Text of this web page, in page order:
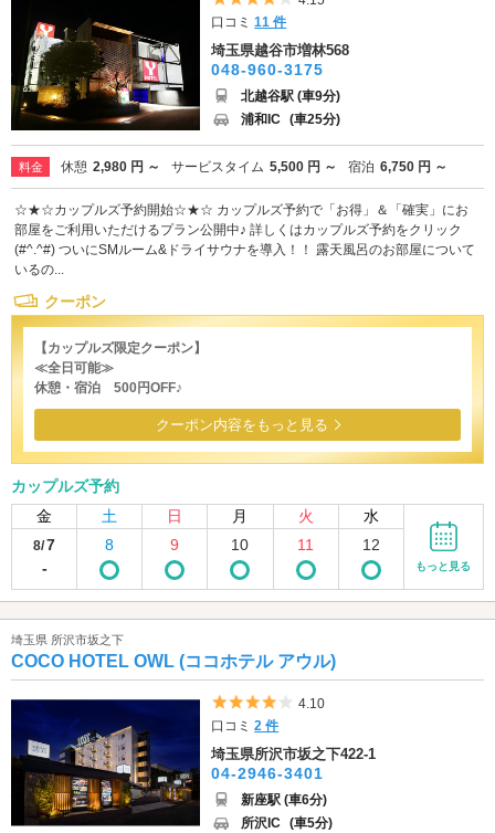
口コミ11 件
埼玉県越谷市増林568
048-960-3175
北越谷駅 (車9分)
浦和IC (車25分)
料金 休憩 2,980 円 ～ サービスタイム 5,500 円 ～ 宿泊 6,750 円 ～
☆★☆カップルズ予約開始☆★☆ カップルズ予約で「お得」＆「確実」にお
部屋をご利用いただけるプラン公開中♪ 詳しくはカップルズ予約をクリック
(#^.^#) ついにSMルーム&ドライサウナを導入！！ 露天風呂のお部屋について
いるの...
クーポン
【カップルズ限定クーポン】
≪全日可能≫
休憩・宿泊 500円OFF♪
クーポン内容をもっと見る
カップルズ予約
金
土 日 月 火 水
8/7
-
8 9 10 11 12
もっと見る
埼玉県 所沢市坂之下
COCO HOTEL OWL (ココホテル アウル)
5つ星のうち4
4.10
口コミ2 件
埼玉県所沢市坂之下422-1
04-2946-3401
新座駅 (車6分)
所沢IC (車5分)